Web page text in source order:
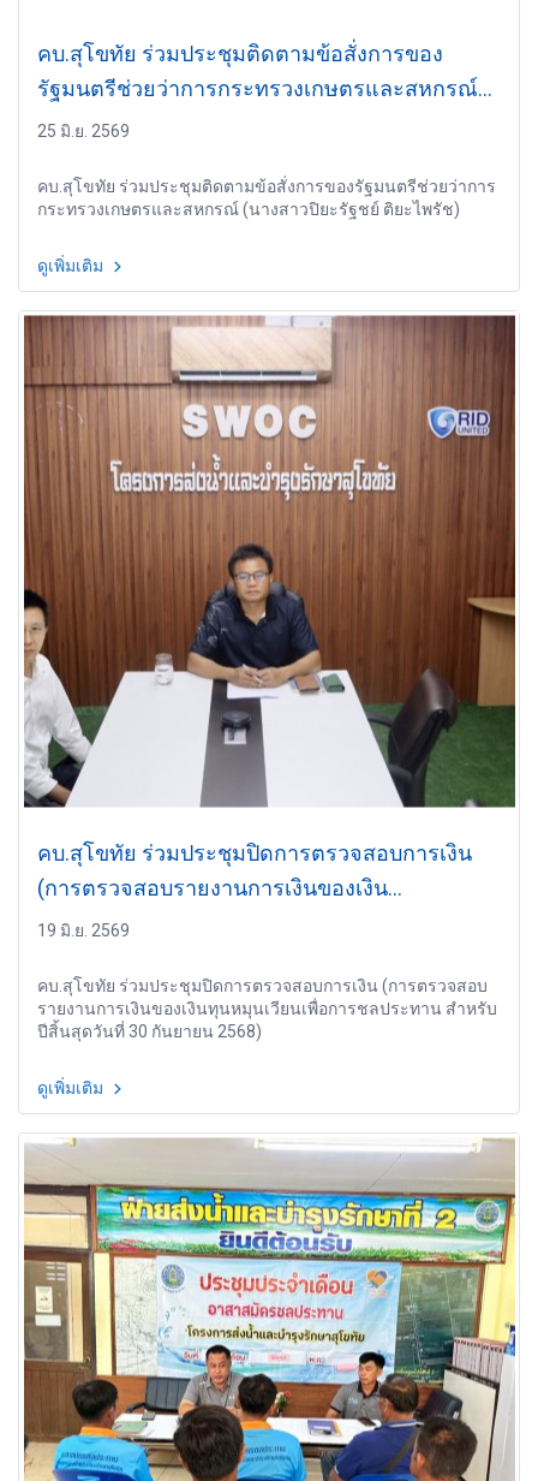
คบ.สุโขทัย ร่วมประชุมติดตามข้อสั่งการของ
รัฐมนตรีช่วยว่าการกระทรวงเกษตรและสหกรณ์
(นางสาวปิยะรัฐชย์ ติยะไพรัช)
25 มิ.ย. 2569
คบ.สุโขทัย ร่วมประชุมติดตามข้อสั่งการของรัฐมนตรีช่วยว่าการ
กระทรวงเกษตรและสหกรณ์ (นางสาวปิยะรัฐชย์ ติยะไพรัช)
ดูเพิ่มเติม
คบ.สุโขทัย ร่วมประชุมปิดการตรวจสอบการเงิน
(การตรวจสอบรายงานการเงินของเงิน
ทุนหมุนเวียนเพื่อการชลประทาน สำหรับปีสิ้นสุดวัน
19 มิ.ย. 2569
คบ.สุโขทัย ร่วมประชุมปิดการตรวจสอบการเงิน (การตรวจสอบ
รายงานการเงินของเงินทุนหมุนเวียนเพื่อการชลประทาน สำหรับ
ปีสิ้นสุดวันที่ 30 กันยายน 2568)
ดูเพิ่มเติม